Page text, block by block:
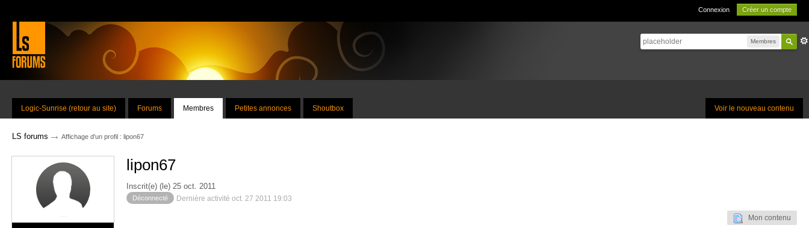
Connexion Créer un compte
Membres
Voir le nouveau contenu
Logic-Sunrise (retour au site) Forums Membres Petites annonces Shoutbox
LS forums → Affichage d'un profil : lipon67
lipon67
Inscrit(e) (le) 25 oct. 2011
Déconnecté Dernière activité oct. 27 2011 19:03
Mon contenu